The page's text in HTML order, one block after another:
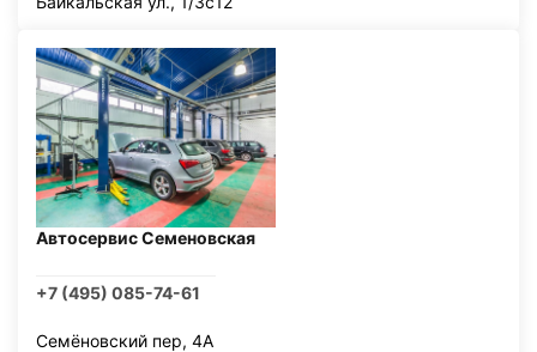
Автосервис Семеновская
+7 (495) 085-74-61
Семёновский пер, 4А